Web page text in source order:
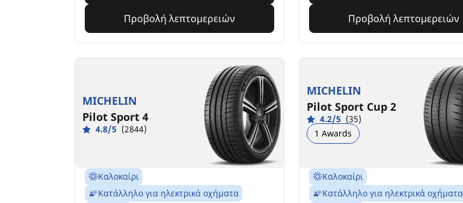
Προβολή λεπτομερειών Προβολή λεπτομερειών
MICHELIN
Pilot Sport 4
4.8/5 (2844)
Καλοκαίρι
Κατάλληλο για ηλεκτρικά οχήματα
MICHELIN
Pilot Sport Cup 2
4.2/5 (35)
1 Awards
Καλοκαίρι
Κατάλληλο για ηλεκτρικά οχήματα